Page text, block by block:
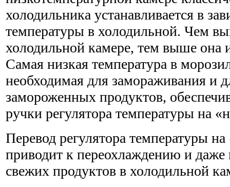
холодильника устанавливается в
температуры в холодильной. Чем
холодильной камере, тем выше она
Самая низкая температура в
необходимая для замораживания и
замороженных продуктов,
ручки регулятора температуры на
Перевод регулятора температуры
приводит к переохлаждению и
свежих продуктов в холодильной